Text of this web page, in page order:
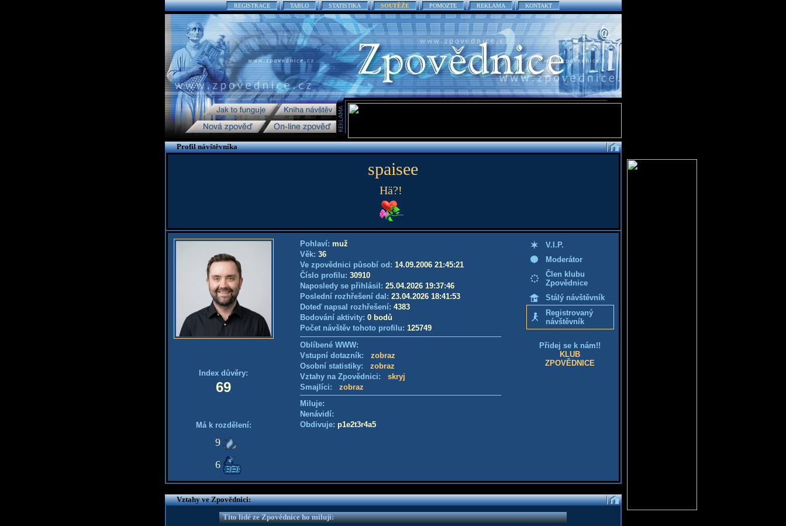
REGISTRACE TABLO STATISTIKA SOUTĚŽE POMOZTE REKLAMA KONTAKT
Profil návštěvníka
spaisee
Hä?!
Index důvěry:
69
Má k rozdělení:
9
6
Pohlaví: muž
Věk: 36
Ve zpovědnici působí od: 14.09.2006 21:45:21
Číslo profilu: 30910
Naposledy se přihlásil: 25.04.2026 19:37:46
Poslední rozhřešení dal: 23.04.2026 18:41:53
Doteď napsal rozhřešení: 4383
Bodování aktivity: 0 bodů
Počet návštěv tohoto profilu: 125749
Oblíbené WWW:
Vstupní dotazník: zobraz
Osobní statistiky: zobraz
Vztahy na Zpovědnici: skryj
Smajlíci: zobraz
Miluje:
Nenávidí:
Obdivuje: p1e2t3r4a5
V.I.P.
Moderátor
Člen klubu
Zpovědnice
Stálý návštěvník
Registrovaný
návštěvník
Přidej se k nám!!
KLUB
ZPOVĚDNICE
Vztahy ve Zpovědnici:
Tito lidé ze Zpovědnice ho milují: